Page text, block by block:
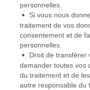
personnelles.
Si vous nous
traitement de vos
consentement et de
personnelles.
Droit de transférer
demander toutes vos
du traitement et de
autre responsable du